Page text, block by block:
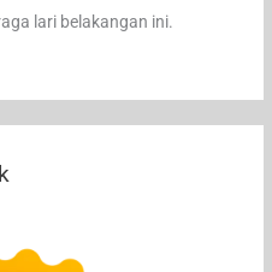
lari belakangan ini.